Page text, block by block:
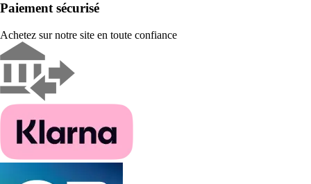
Paiement sécurisé
Achetez sur notre site en toute confiance